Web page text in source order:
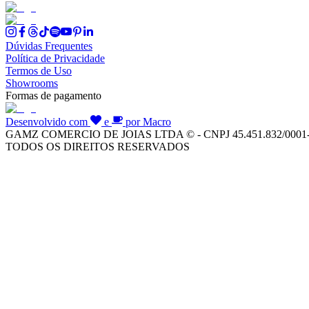
Dúvidas Frequentes
Política de Privacidade
Termos de Uso
Showrooms
Formas de pagamento
Desenvolvido com e
por Macro
GAMZ COMERCIO DE JOIAS LTDA © - CNPJ 45.451.832/
TODOS OS DIREITOS RESERVADOS